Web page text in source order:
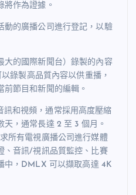
將作為證據。
動的廣播公司進行登記，以驗
大的國際新聞台）錄製的內容
錄製高品質內容以供重播，
節目和新聞的編輯。
和視頻，通常採用高度壓縮
天，通常長達 2 至 3 個月。
所有電視廣播公司進行媒體
、音訊/視訊品質監控、比賽
中，DMLX 可以擷取高達 4K